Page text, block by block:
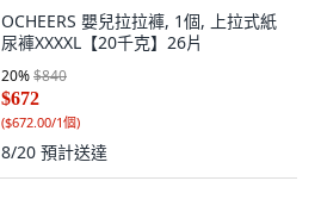
OCHEERS 嬰兒拉拉褲, 1個, 上拉式紙
尿褲XXXXL【20千克】26片
20%$840
$672
($672.00/1個)
8/20 預計送達